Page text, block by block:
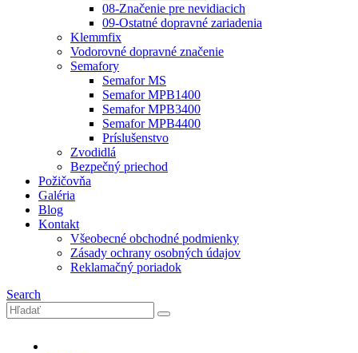
08-Značenie pre nevidiacich
09-Ostatné dopravné zariadenia
Klemmfix
Vodorovné dopravné značenie
Semafory
Semafor MS
Semafor MPB1400
Semafor MPB3400
Semafor MPB4400
Príslušenstvo
Zvodidlá
Bezpečný priechod
Požičovňa
Galéria
Blog
Kontakt
Všeobecné obchodné podmienky
Zásady ochrany osobných údajov
Reklamačný poriadok
Search